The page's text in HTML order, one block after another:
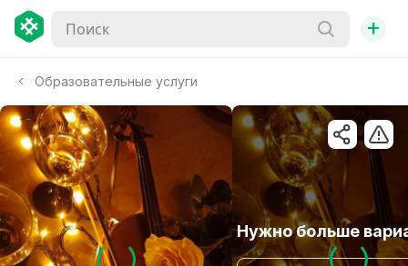
+
Образовательные услуги
Нужно больше